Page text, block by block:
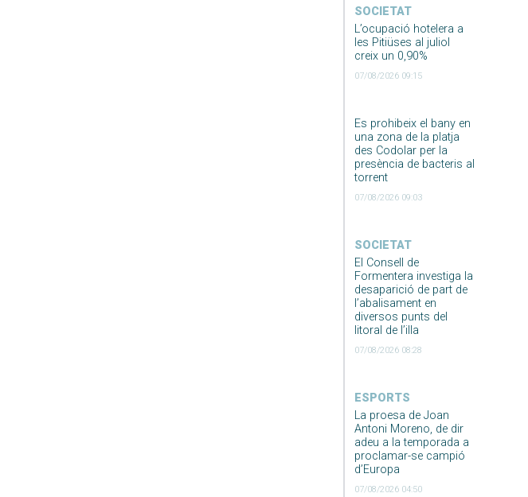
SOCIETAT
L’ocupació hotelera a
les Pitiüses al juliol
creix un 0,90%
07/08/2026 09:15
Es prohibeix el bany en
una zona de la platja
des Codolar per la
presència de bacteris al
torrent
07/08/2026 09:03
SOCIETAT
El Consell de
Formentera investiga la
desaparició de part de
l’abalisament en
diversos punts del
litoral de l’illa
07/08/2026 08:28
ESPORTS
La proesa de Joan
Antoni Moreno, de dir
adeu a la temporada a
proclamar-se campió
d’Europa
07/08/2026 04:50